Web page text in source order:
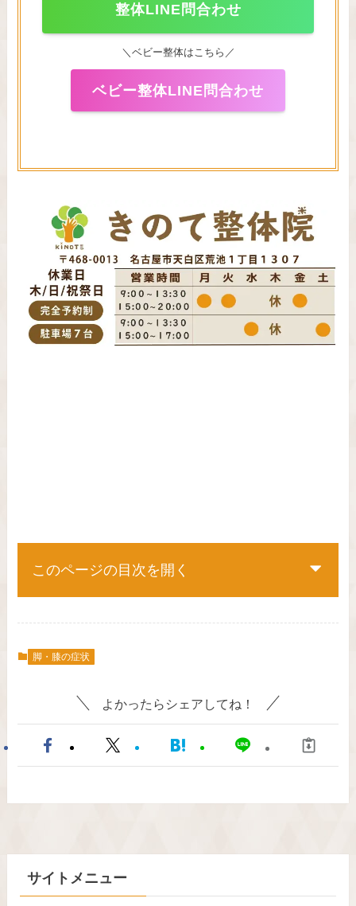
整体LINE問合わせ
＼ベビー整体はこちら／
ベビー整体LINE問合わせ
このページの目次を開く
脚・膝の症状
よかったらシェアしてね！
サイトメニュー